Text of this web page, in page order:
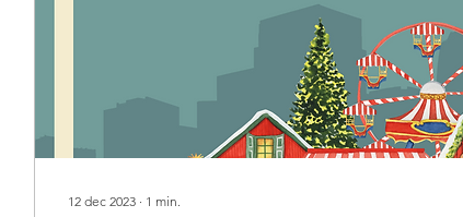
12 dec 2023 ∙ 1 min.